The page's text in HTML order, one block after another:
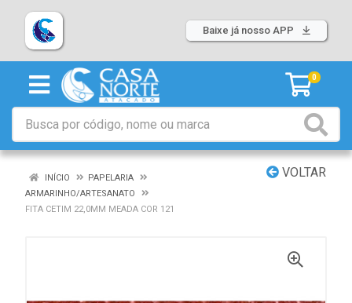
Baixe já nosso APP
0
VOLTAR
INÍCIO
PAPELARIA
ARMARINHO/ARTESANATO
FITA CETIM 22,0MM MEADA COR 121